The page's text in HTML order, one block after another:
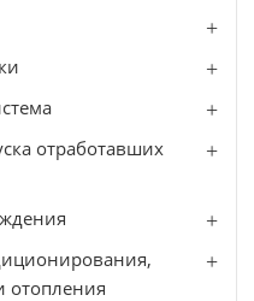
отработавших
отопления